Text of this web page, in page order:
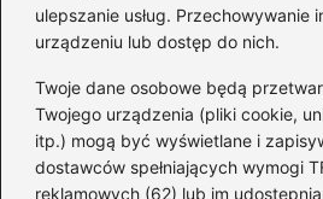
ulepszanie usług. Przechowywanie
urządzeniu lub dostęp do nich.
Twoje dane osobowe będą
Twojego urządzenia (pliki cookie,
itp.) mogą być wyświetlane i
dostawców spełniających wymogi
reklamowych (62) lub im
Albumy(8)
Artyści
Edukacja muzyczna(89)
Instrumenty(38)
Kultura(47)